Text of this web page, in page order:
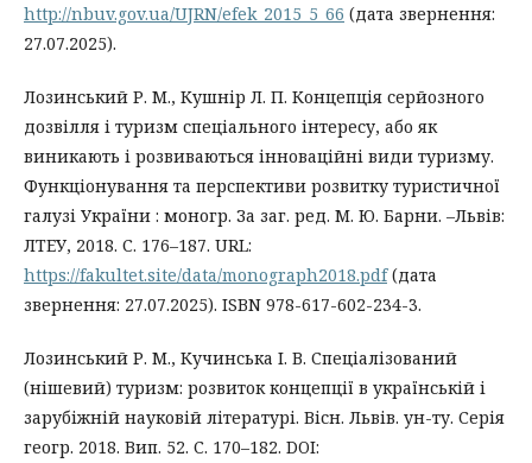
http://nbuv.gov.ua/UJRN/efek_2015_5_66 (дата звернення:
27.07.2025).
Лозинський Р. М., Кушнір Л. П. Концепція серйозного
дозвілля і туризм спеціального інтересу, або як
виникають і розвиваються інноваційні види туризму.
Функціонування та перспективи розвитку туристичної
галузі України : моногр. За заг. ред. М. Ю. Барни. –Львів:
ЛТЕУ, 2018. С. 176–187. URL:
https://fakultet.site/data/monograph2018.pdf(дата
звернення: 27.07.2025). ISBN 978-617-602-234-3.
Лозинський Р. М., Кучинська І. В. Спеціалізований
(нішевий) туризм: розвиток концепції в українській і
зарубіжній науковій літературі. Вісн. Львів. ун-ту. Серія
геогр. 2018. Вип. 52. С. 170–182. DOI: